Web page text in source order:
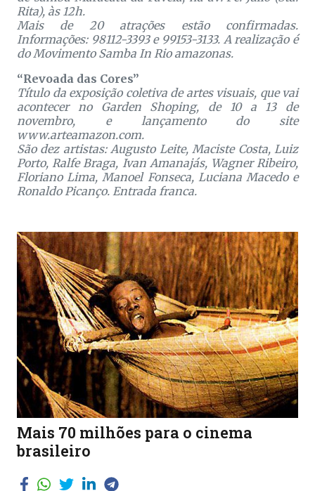
Rita), às 12h.
Mais de 20 atrações estão confirmadas.
Informações: 98112-3393 e 99153-3133. A realização é
do Movimento Samba In Rio amazonas.
“Revoada das Cores”
Título da exposição coletiva de artes visuais, que vai
acontecer no Garden Shoping, de 10 a 13 de
novembro, e lançamento do site
www.arteamazon.com.
São dez artistas: Augusto Leite, Maciste Costa, Luiz
Porto, Ralfe Braga, Ivan Amanajás, Wagner Ribeiro,
Floriano Lima, Manoel Fonseca, Luciana Macedo e
Ronaldo Picanço. Entrada franca.
Mais 70 milhões para o cinema
brasileiro